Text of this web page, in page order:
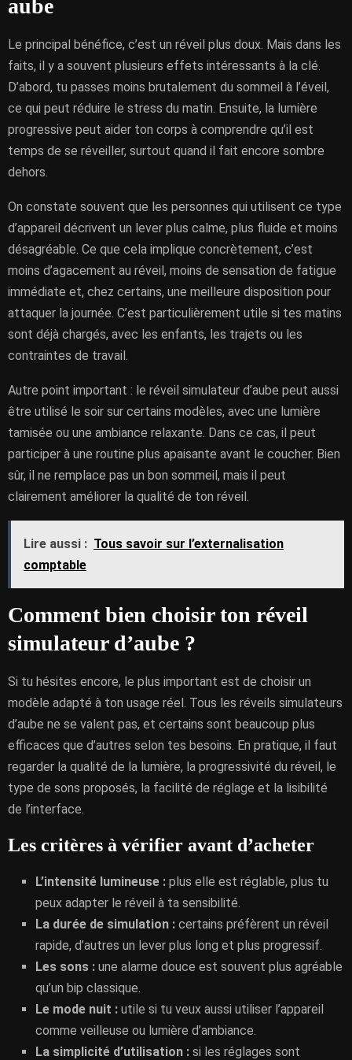
aube
Le principal bénéfice, c’est un réveil plus doux. Mais dans les
faits, il y a souvent plusieurs effets intéressants à la clé.
D’abord, tu passes moins brutalement du sommeil à l’éveil,
ce qui peut réduire le stress du matin. Ensuite, la lumière
progressive peut aider ton corps à comprendre qu’il est
temps de se réveiller, surtout quand il fait encore sombre
dehors.
On constate souvent que les personnes qui utilisent ce type
d’appareil décrivent un lever plus calme, plus fluide et moins
désagréable. Ce que cela implique concrètement, c’est
moins d’agacement au réveil, moins de sensation de fatigue
immédiate et, chez certains, une meilleure disposition pour
attaquer la journée. C’est particulièrement utile si tes matins
sont déjà chargés, avec les enfants, les trajets ou les
contraintes de travail.
Autre point important : le réveil simulateur d’aube peut aussi
être utilisé le soir sur certains modèles, avec une lumière
tamisée ou une ambiance relaxante. Dans ce cas, il peut
participer à une routine plus apaisante avant le coucher. Bien
sûr, il ne remplace pas un bon sommeil, mais il peut
clairement améliorer la qualité de ton réveil.
Lire aussi : Tous savoir sur l’externalisation
comptable
Comment bien choisir ton réveil
simulateur d’aube ?
Si tu hésites encore, le plus important est de choisir un
modèle adapté à ton usage réel. Tous les réveils simulateurs
d’aube ne se valent pas, et certains sont beaucoup plus
efficaces que d’autres selon tes besoins. En pratique, il faut
regarder la qualité de la lumière, la progressivité du réveil, le
type de sons proposés, la facilité de réglage et la lisibilité
de l’interface.
Les critères à vérifier avant d’acheter
L’intensité lumineuse : plus elle est réglable, plus tu
peux adapter le réveil à ta sensibilité.
La durée de simulation : certains préfèrent un réveil
rapide, d’autres un lever plus long et plus progressif.
Les sons : une alarme douce est souvent plus agréable
qu’un bip classique.
Le mode nuit : utile si tu veux aussi utiliser l’appareil
comme veilleuse ou lumière d’ambiance.
La simplicité d’utilisation : si les réglages sont